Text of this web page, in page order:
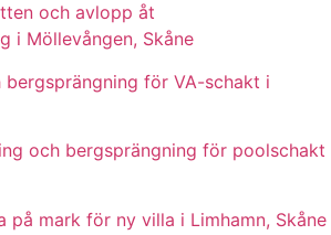
och avlopp åt
i Möllevången, Skåne
bergsprängning för VA-schakt i
och bergsprängning för poolschakt
på mark för ny villa i Limhamn, Skåne